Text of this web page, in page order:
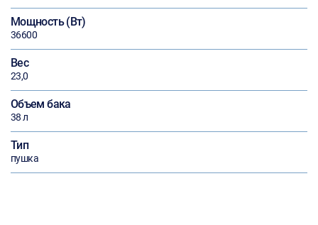
Мощность (Вт)
36600
Вес
23,0
Объем бака
38 л
Тип
пушка